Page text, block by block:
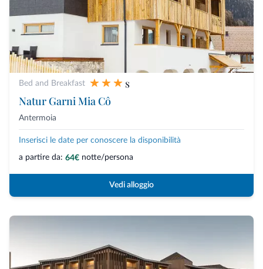
Bed and Breakfast
s
Natur Garni Mia Cô
Antermoia
Inserisci le date per conoscere la disponibilità
a partire da: 64€ notte/persona
Vedi alloggio